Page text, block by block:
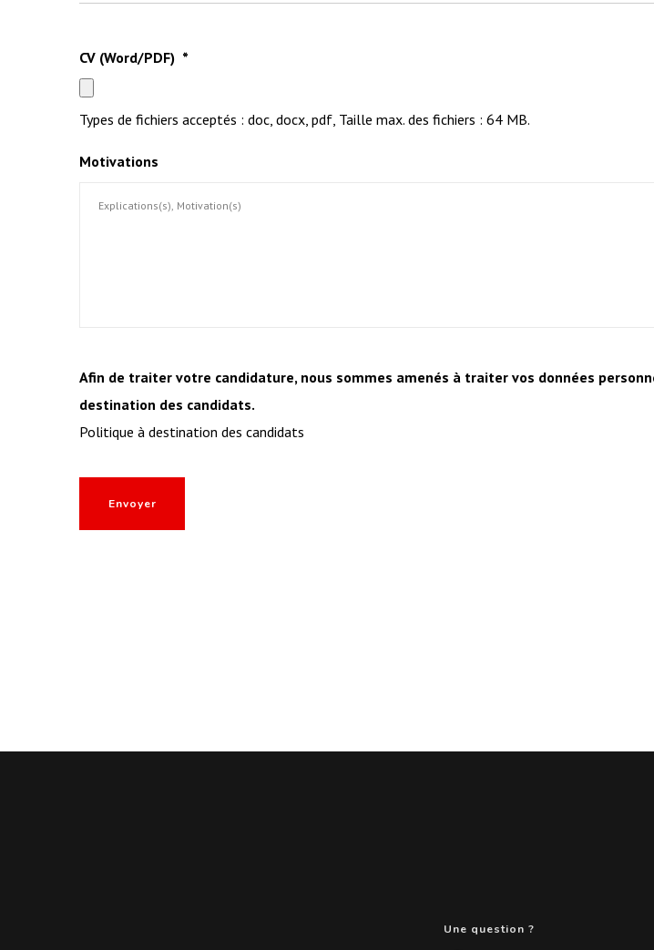
CV (Word/PDF) *
Types de fichiers acceptés : doc, docx, pdf, Taille max. des fichiers : 64 MB.
Motivations
Afin de traiter votre candidature, nous sommes amenés à traiter vos données
destination des candidats.
Politique à destination des candidats
Une question ?